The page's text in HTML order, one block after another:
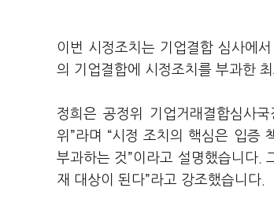
이번 시정조치는 기업결합 심사에
의 기업결합에 시정조치를 부과한
정희은 공정위 기업거래결합심사국
위 ”라며 “시정 조치의 핵심은 입증
부과하는 것”이라고 설명했습니다.
재 대상이 된다”라고 강조했습니다